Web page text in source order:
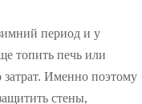
период и у
топить печь или
Именно поэтому
стены,